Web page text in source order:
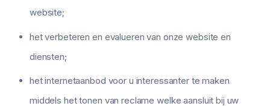
website;
het verbeteren en evalueren van onze website en
diensten;
het internetaanbod voor u interessanter te maken
middels het tonen van reclame welke aansluit bij uw